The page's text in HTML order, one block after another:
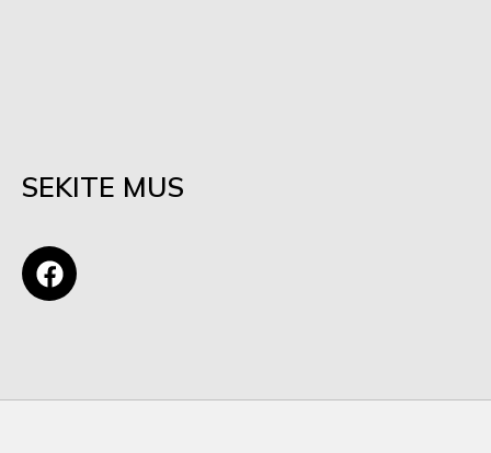
SEKITE MUS